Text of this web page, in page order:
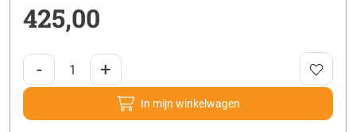
425,00
- +
In mijn winkelwagen